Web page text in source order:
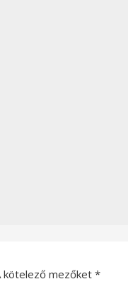
kötelező mezőket *